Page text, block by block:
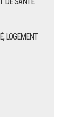
LOGEMENT